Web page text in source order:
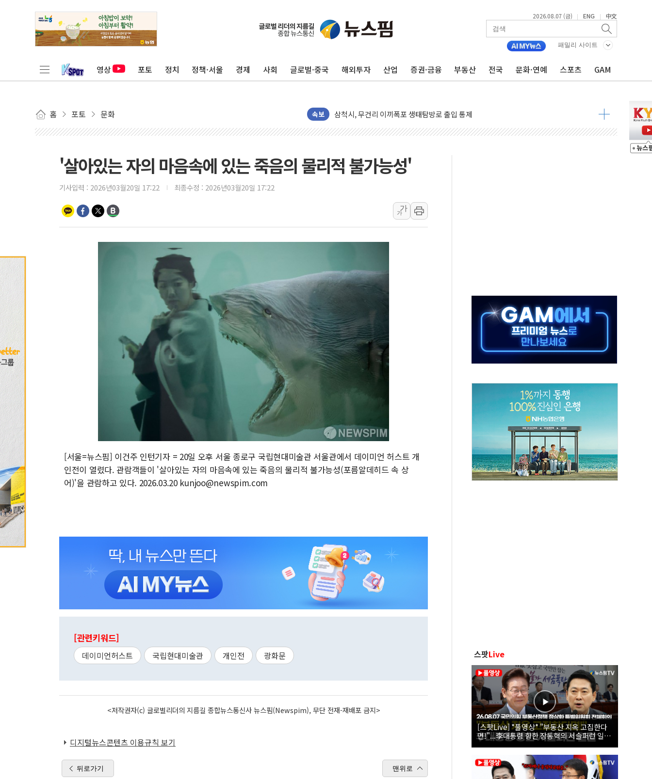
2026.08.07 (금) | ENG | 中文
패밀리 사이트
영상 포토 정치 정책·서울 경제 사회 글로벌·중국 해외투자 산업 증권·금융 부동산 전국 문화·연예 스포츠 GAM
홈 포토 문화 속보
해군1함대 '창설 80주년' 기념식...지역축제 '불금전파, 송정'과 상생
원주시, 첨단의료복합단지 지정 준비 본격화…'AI 데이터 기반 메디테크 혁신허브' 구상
전남광주 화정역 인근 도로 4중 추돌…1명 심정지·5명 부상
청도 문수리 야산서 산불 진화 중...진화헬기 3대 투입
헥토이노베이션, 상반기 매출 첫 2000억원 돌파
우리은행, 고창해상풍력에 4000억 금융 지원
민병덕 "오늘 67개 점포 영업 재개...장바구니에 홈플러스 담아달라" 호소
하나금융이 쏘아 올린 CIFO, 금융지주 포용금융 조직개편 신호탄
종합특검, '尹 관저 이전 감사 무마' 유병호 구속 기소
코스피·코스닥 오전 동반 하락…내린 종목이 두 배 넘어
"최대 2시간 앞서 침수 예측"…건설연, AI 위험기상 기술 개발
유니슨 "국내생산세액공제·인증제도 개선 수혜 기대"
창호 교체하다 난간 무너져…대전서 50대 일용직 추락 사망
장동혁 "규제와 대출 풀고 재개발·재건축 촉진하는 것이 부동산 정상화"
[속보] 종합특검, '尹 관저 이전 감사 무마' 유병호 감사위원 구속 기소
AI에 승부 건 네이버…내년 AI 팩토리 매출 본격화
'살아있는 자의 마음속에 있는 죽음의 물리적 불가능성'
기사입력 : 2026년03월20일 17:22 최종수정 : 2026년03월20일 17:22
가
가
[서울=뉴스핌] 이건주 인턴기자 = 20일 오후 서울 종로구 국립현대미술관 서울관에서 데이미언 허스트 개
인전이 열렸다. 관람객들이 '살아있는 자의 마음속에 있는 죽음의 물리적 불가능성(포름알데히드 속 상
어)'을 관람하고 있다. 2026.03.20 kunjoo@newspim.com
[관련키워드]
데이미언허스트 국립현대미술관 개인전 광화문
<저작권자(c) 글로벌리더의 지름길 종합뉴스통신사 뉴스핌(Newspim), 무단 전재-재배포 금지>
디지털뉴스콘텐츠 이용규칙 보기
뒤로가기 맨위로
스팟Live
[스팟Live] *풀영상* "부동산 지옥 고집한다
면!"...李대통령 향한 장동혁의 서슬퍼런 일갈
| 26.08.07 국민의힘 부동산정책 정상화 특별
위원회 전체회의